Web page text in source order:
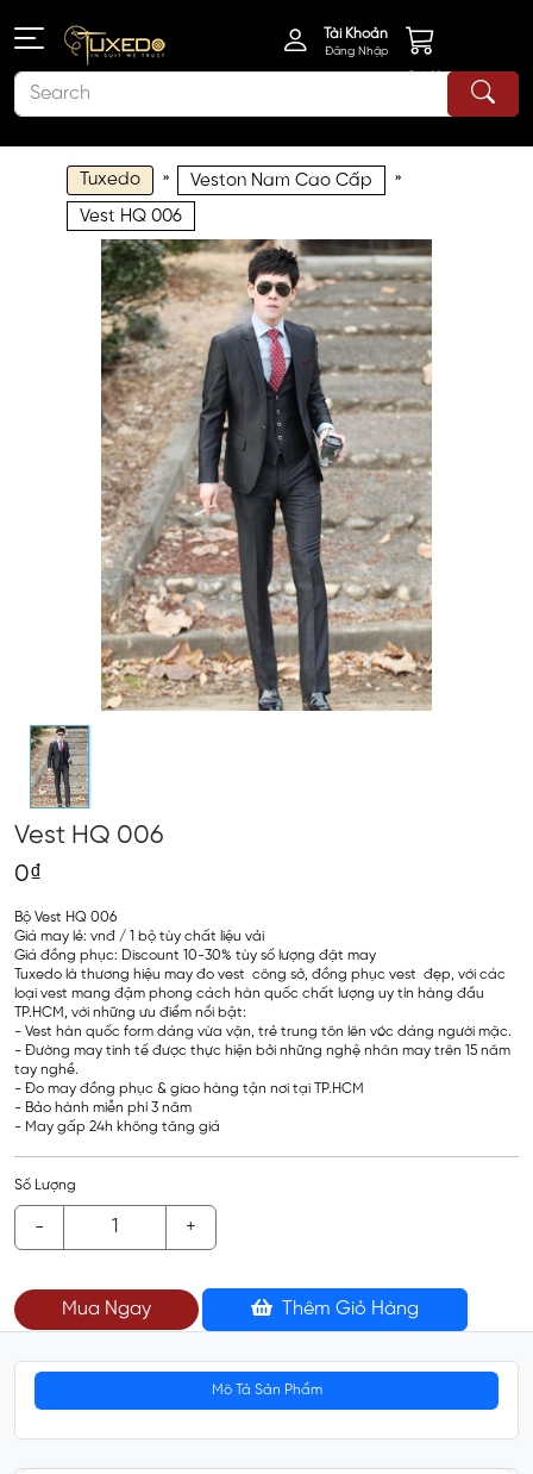
Tài Khoản
Đăng Nhập
Giỏ Hàng
Tuxedo » Veston Nam Cao Cấp »
Vest HQ 006
Vest HQ 006
0₫
Bộ Vest HQ 006
Giá may lẻ: vnđ / 1 bộ tùy chất liệu vải
Giá đồng phục: Discount 10-30% tùy số lượng đặt may
Tuxedo là thương hiệu may đo vest công sở, đồng phục vest đẹp, với các
loại vest mang đậm phong cách hàn quốc chất lượng uy tín hàng đầu
TP.HCM, với những ưu điểm nổi bật:
- Vest hàn quốc form dáng vừa vặn, trẻ trung tôn lên vóc dáng người mặc.
- Đường may tinh tế được thực hiện bởi những nghệ nhân may trên 15 năm
tay nghề.
- Đo may đồng phục & giao hàng tận nơi tại TP.HCM
- Bảo hành miễn phí 3 năm
- May gấp 24h không tăng giá
Số Lượng
- +
Mua Ngay Thêm Giỏ Hàng
Mô Tả Sản Phẩm